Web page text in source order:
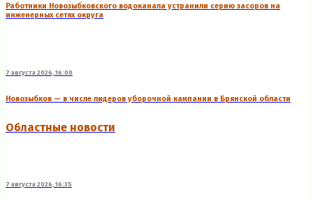
Работники Новозыбковского водоканала устранили серию засоров на
инженерных сетях округа
7 августа 2026, 16:00
Новозыбков — в числе лидеров уборочной кампании в Брянской области
Областные новости
7 августа 2026, 16:35